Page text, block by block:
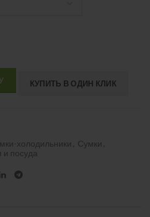
КУПИТЬ В ОДИН КЛИК
холодильники Сумки
и посуда